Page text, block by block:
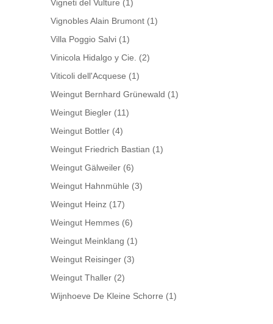
Vigneti del Vulture (1)
Vignobles Alain Brumont (1)
Villa Poggio Salvi (1)
Vinicola Hidalgo y Cie.
(2)
Viticoli dell'Acquese (1)
Weingut Bernhard Grünewald (1)
Weingut Biegler (11)
Weingut Bottler (4)
Weingut Friedrich Bastian (1)
Weingut Gälweiler (6)
Weingut Hahnmühle (3)
Weingut Heinz (17)
Weingut Hemmes (6)
Weingut Meinklang (1)
Weingut Reisinger (3)
Weingut Thaller (2)
Wijnhoeve De Kleine Schorre (1)